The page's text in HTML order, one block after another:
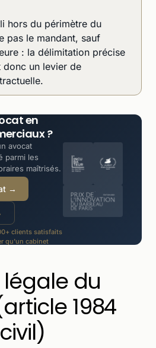
hors du périmètre du
pas le mandant, sauf
: la délimitation précise
un levier de
en
?
avocat
parmi les
maîtrisés.
→
clients satisfaits
qu'un cabinet
du
1984